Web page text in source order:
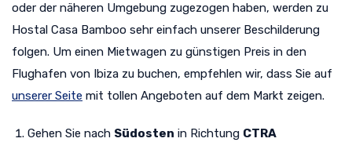
oder der näheren Umgebung zugezogen haben, werden zu
Hostal Casa Bamboo sehr einfach unserer Beschilderung
folgen. Um einen Mietwagen zu günstigen Preis in den
Flughafen von Ibiza zu buchen, empfehlen wir, dass Sie auf
unserer Seite mit tollen Angeboten auf dem Markt zeigen.
Gehen Sie nach Südosten in Richtung CTRA